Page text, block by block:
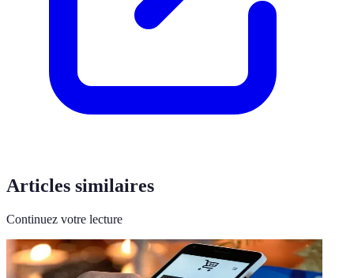
Articles similaires
Continuez votre lecture